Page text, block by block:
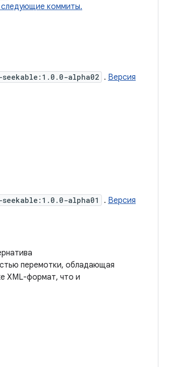
коммиты.
alpha02 . Версия
alpha01 . Версия
перемотки, обладающая
XML-формат, что и